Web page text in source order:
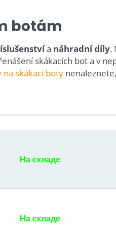
botám
a náhradní díly.
skákacích bot a v
skákací boty
На складе
На складе